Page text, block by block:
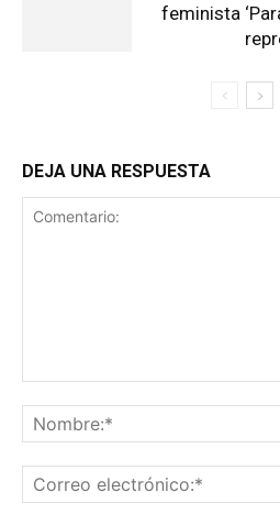
feminista
DEJA UNA RESPUESTA